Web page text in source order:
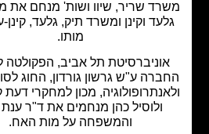
שריר, שיוו ושות' מנחם את משפחות
וקינן ומשרד תיק, גלעד, קינן-עו"ד על
תל אביב, הפקולטה למדעי
ע"ש גרשון גורדון, החוג לסוציולוגיה
מכון למחקרי דעת קהל ב.י.
ולוסיל כהן מנחמים את ד"ר ענת אורן
והמשפחה על מות האח.